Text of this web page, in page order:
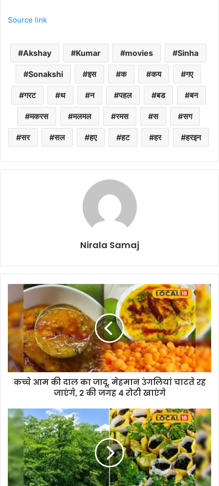
Source link
Akshay Kumar movies Sinha
Sonakshi इस क कय गए
गरट थ न पहल बड बन
मकरस मलमल रमस स सग
सर सल हए हट हर हरइन
Nirala Samaj
कच्चे आम की दाल का जादू, मेहमान उंगलियां चाटते रह
जाएंगे, 2 की जगह 4 रोटी खाएंगे